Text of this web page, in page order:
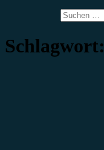
Suchen
nach:
Schlagwort: